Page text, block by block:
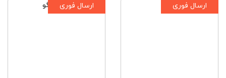
ارسال فوری ارسال فوری